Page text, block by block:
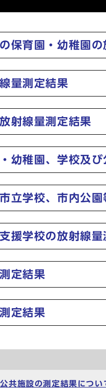
保育園・幼稚園の
量測定結果
射線量測定結果
幼稚園、学校及
立学校、市内公
援学校の放射線量
定結果
定結果
共施設の測定結果につい